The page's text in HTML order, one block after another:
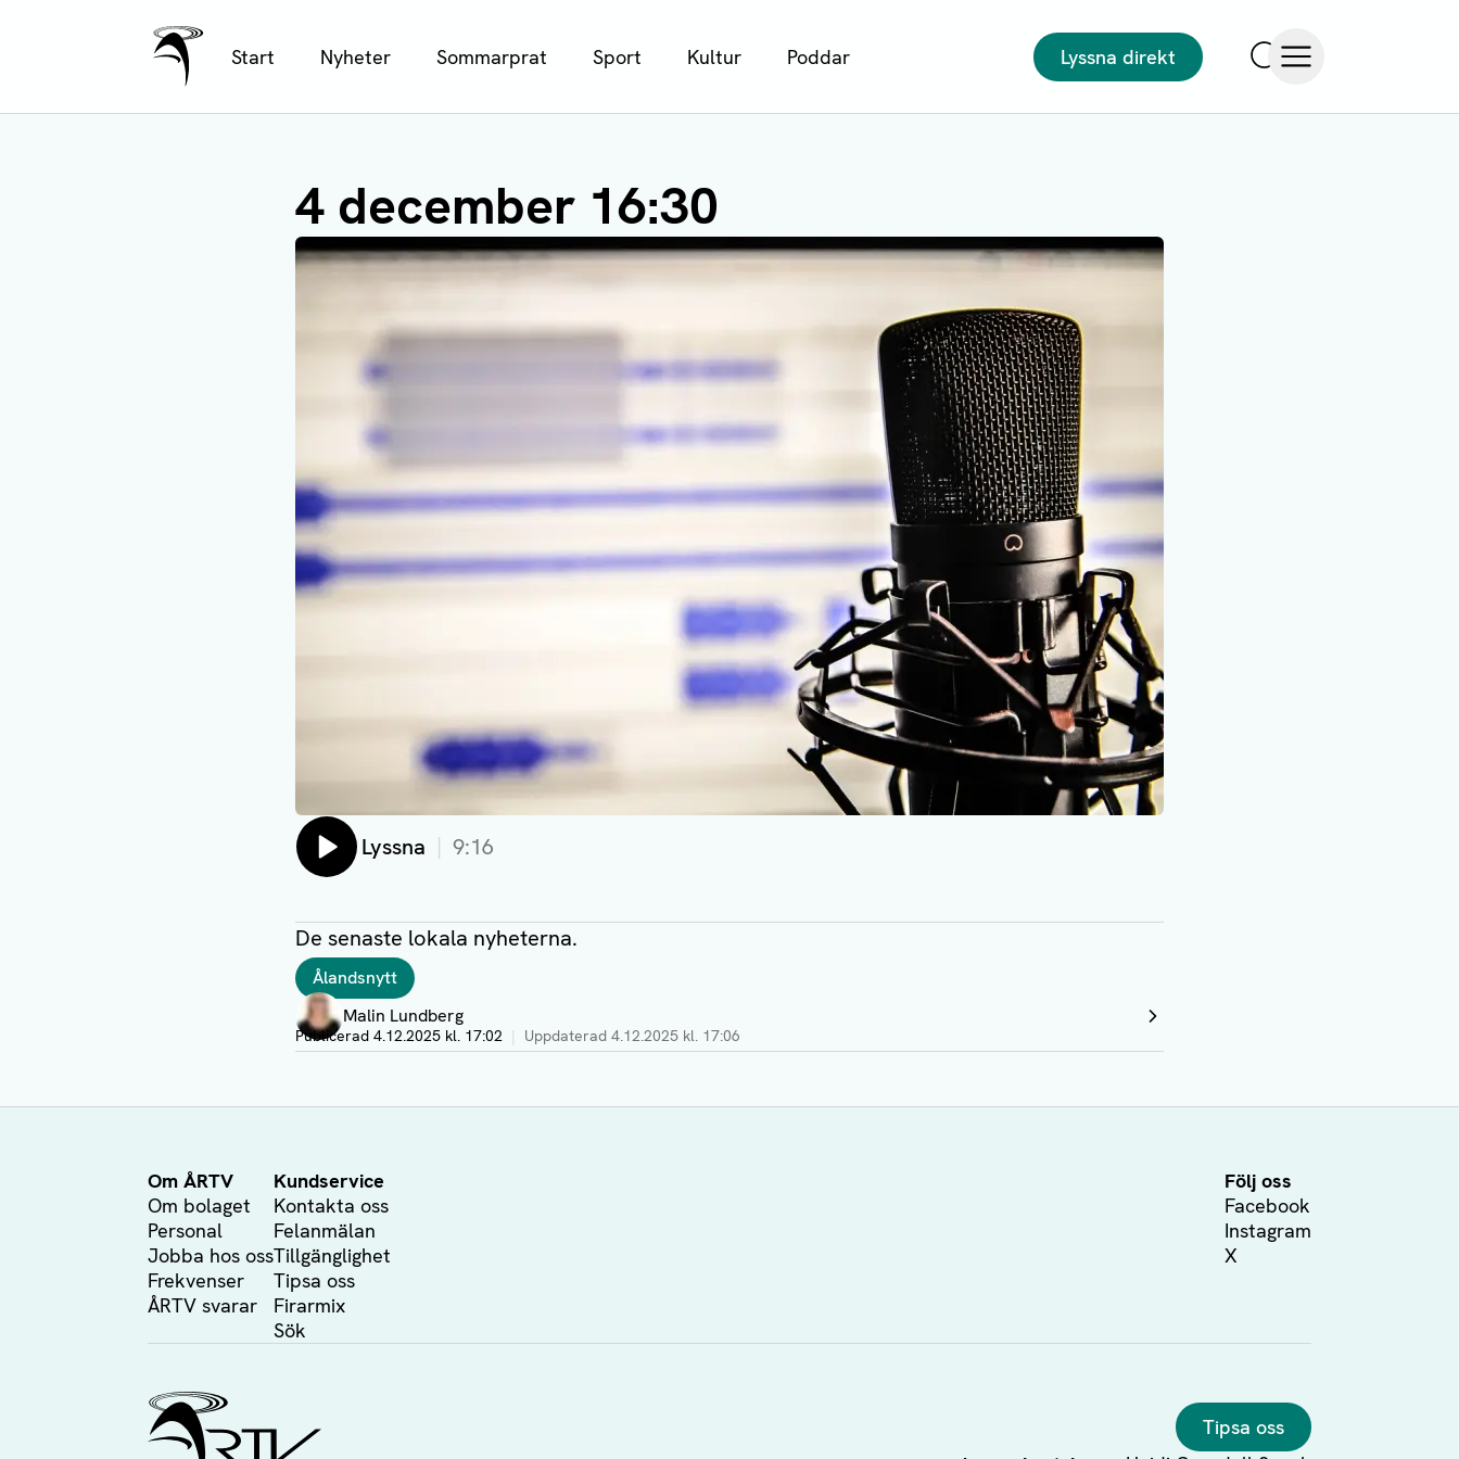
Ålands Radio & TV
Start Nyheter Sommarprat Sport Kultur Poddar
Lyssna direkt
4 december 16:30
Lyssna 9:16
De senaste lokala nyheterna.
Taggar
Ålandsnytt
Författare
Malin Lundberg
Visa profil
Publicerad 4.12.2025 kl. 17:02 Uppdaterad 4.12.2025 kl. 17:06
Om ÅRTV
Om bolaget
Personal
Jobba hos oss
Frekvenser
ÅRTV svarar
Kundservice
Kontakta oss
Felanmälan
Tillgänglighet
Tipsa oss
Firarmix
Sök
Följ oss
Facebook
Instagram
X
Ålands Radio & TV
Tipsa oss